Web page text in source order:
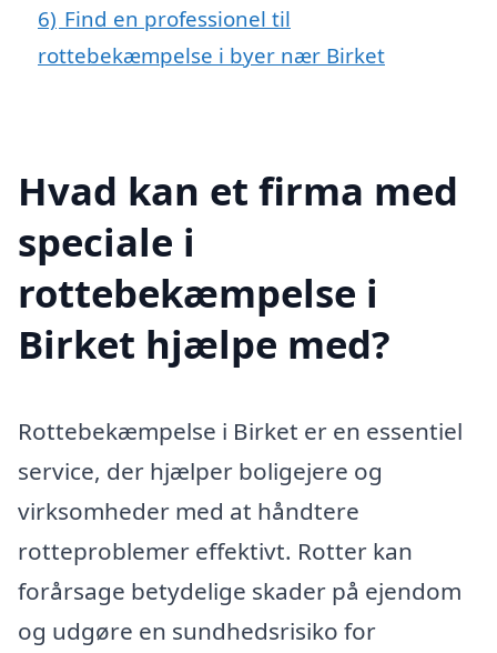
6) Find en professionel til
rottebekæmpelse i byer nær Birket
Hvad kan et firma med
speciale i
rottebekæmpelse i
Birket hjælpe med?
Rottebekæmpelse i Birket er en essentiel
service, der hjælper boligejere og
virksomheder med at håndtere
rotteproblemer effektivt. Rotter kan
forårsage betydelige skader på ejendom
og udgøre en sundhedsrisiko for